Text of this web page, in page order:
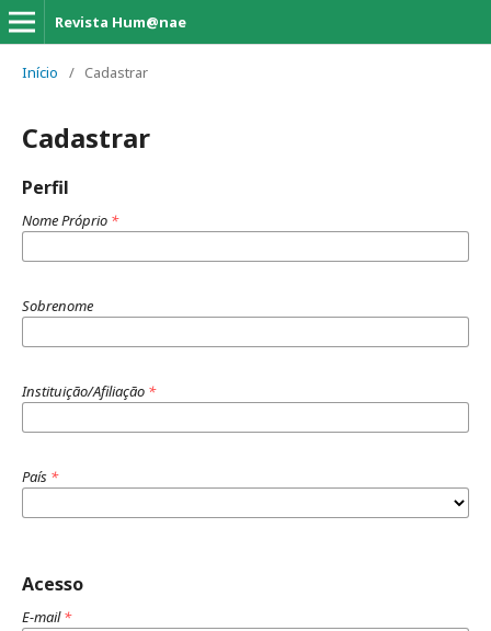
Revista Hum@nae
Início / Cadastrar
Cadastrar
Perfil
Nome Próprio *
Sobrenome
Instituição/Afiliação *
País *
Acesso
E-mail*